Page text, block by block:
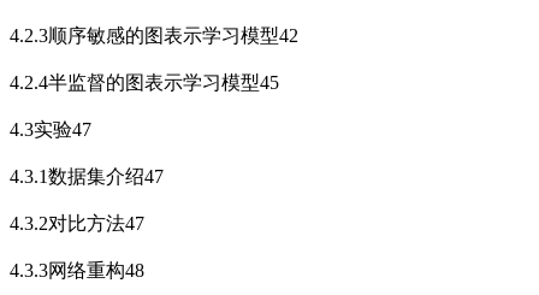
4.2.3顺序敏感的图表示学习模型42
4.2.4半监督的图表示学习模型45
4.3实验47
4.3.1数据集介绍47
4.3.2对比方法47
4.3.3网络重构48